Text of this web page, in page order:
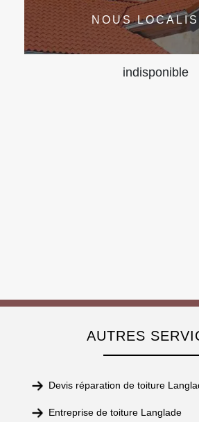
NOUS
indisponible
AUTRES
Devis réparation de toiture
Entreprise de toiture Langlade